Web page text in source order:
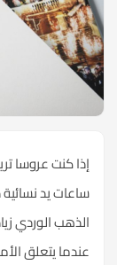
إذا كنت عروسا
ساعات يد
الذهب الوردي
عندما يتعلق